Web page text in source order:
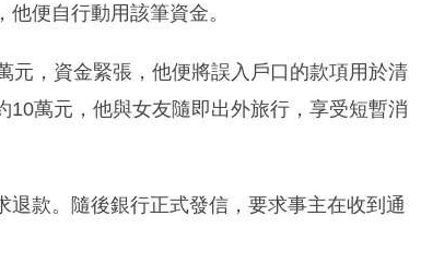
便自行動用該筆資金。
元，資金緊張，他便將誤入戶口的款項用於清
萬元，他與女友隨即出外旅行，享受短暫消
款。隨後銀行正式發信，要求事主在收到通